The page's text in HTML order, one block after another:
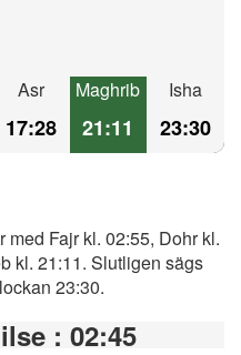
Asr
17:28
Maghrib
21:11
Isha
23:30
Fajr kl. 02:55, Dohr kl.
kl. 21:11. Slutligen sägs
23:30.
: 02:45